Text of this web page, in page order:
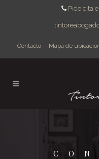
Pide cita
Contacto Mapa de